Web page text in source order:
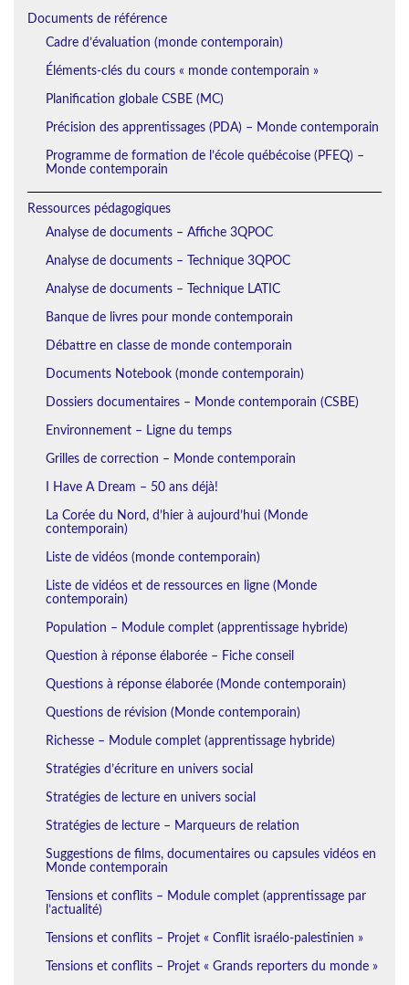
Documents de référence
Cadre d’évaluation (monde contemporain)
Éléments-clés du cours « monde contemporain »
Planification globale CSBE (MC)
Précision des apprentissages (PDA) – Monde contemporain
Programme de formation de l’école québécoise (PFEQ) –
Monde contemporain
Ressources pédagogiques
Analyse de documents – Affiche 3QPOC
Analyse de documents – Technique 3QPOC
Analyse de documents – Technique LATIC
Banque de livres pour monde contemporain
Débattre en classe de monde contemporain
Documents Notebook (monde contemporain)
Dossiers documentaires – Monde contemporain (CSBE)
Environnement – Ligne du temps
Grilles de correction – Monde contemporain
I Have A Dream – 50 ans déjà!
La Corée du Nord, d’hier à aujourd’hui (Monde
contemporain)
Liste de vidéos (monde contemporain)
Liste de vidéos et de ressources en ligne (Monde
contemporain)
Population – Module complet (apprentissage hybride)
Question à réponse élaborée – Fiche conseil
Questions à réponse élaborée (Monde contemporain)
Questions de révision (Monde contemporain)
Richesse – Module complet (apprentissage hybride)
Stratégies d’écriture en univers social
Stratégies de lecture en univers social
Stratégies de lecture – Marqueurs de relation
Suggestions de films, documentaires ou capsules vidéos en
Monde contemporain
Tensions et conflits – Module complet (apprentissage par
l’actualité)
Tensions et conflits – Projet « Conflit israélo-palestinien »
Tensions et conflits – Projet « Grands reporters du monde »